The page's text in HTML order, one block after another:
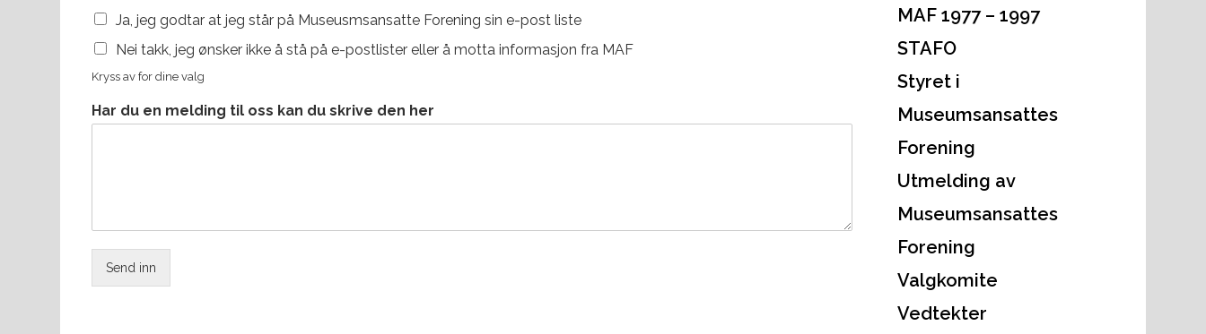
Ja, jeg godtar at jeg står på Museusmsansatte Forening sin e-post liste
Nei takk, jeg ønsker ikke å stå på e-postlister eller å motta informasjon fra MAF
Kryss av for dine valg
Har du en melding til oss kan du skrive den her
Send inn
MAF 1977 – 1997
STAFO
Styret i
Museumsansattes
Forening
Utmelding av
Museumsansattes
Forening
Valgkomite
Vedtekter